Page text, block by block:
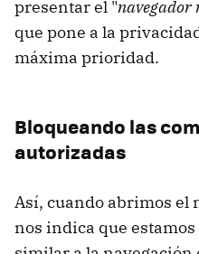
presentar el "navegador
que pone a la
máxima prioridad.
Bloqueando las
autorizadas
Así, cuando abrimos el
nos indica que